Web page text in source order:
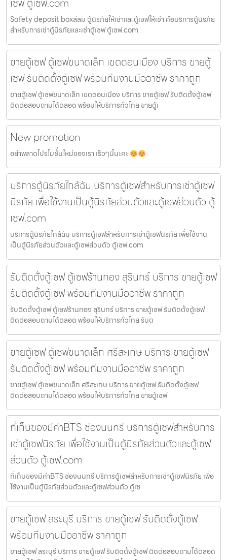
Safety deposit boxสีลม ตู้นิรภัยให้เช่าและตู้เซฟให้เช่า คือบริการตู้นิรภัย
สำหรับการเช่าตู้นิรภัยและเช่าตู้เซฟ ตู้เซฟ.com
ขายตู้เซฟ ตู้เซฟขนาดเล็ก เขตดอนเมือง บริการ ขายตู้
เซฟ รับติดตั้งตู้เซฟ พร้อมทีมงานมืออาชีพ ราคาถูก
ขายตู้เซฟ ตู้เซฟขนาดเล็ก เขตดอนเมือง บริการ ขายตู้เซฟ รับติดตั้งตู้เซฟ
ติดต่อสอบถามได้ตลอด พร้อมให้บริการทั่วไทย ขายตู้เ
New promotion
อย่าพลาดโปรโมชั้่นใหม่ของเรา เร็วๆนี้นะคะ
บริการตู้นิรภัยใกล้ฉัน บริการตู้เซฟสำหรับการเช่าตู้เซฟ
นิรภัย เพื่อใช้งานเป็นตู้นิรภัยส่วนตัวและตู้เซฟส่วนตัว ตู้
เซฟ.com
บริการตู้นิรภัยใกล้ฉัน บริการตู้เซฟสำหรับการเช่าตู้เซฟนิรภัย เพื่อใช้งาน
เป็นตู้นิรภัยส่วนตัวและตู้เซฟส่วนตัว ตู้เซฟ.com
รับติดตั้งตู้เซฟ ตู้เซฟร้านทอง สุรินทร์ บริการ ขายตู้เซฟ
รับติดตั้งตู้เซฟ พร้อมทีมงานมืออาชีพ ราคาถูก
รับติดตั้งตู้เซฟ ตู้เซฟร้านทอง สุรินทร์ บริการ ขายตู้เซฟ รับติดตั้งตู้เซฟ
ติดต่อสอบถามได้ตลอด พร้อมให้บริการทั่วไทย รับต
ขายตู้เซฟ ตู้เซฟขนาดเล็ก ศรีสะเกษ บริการ ขายตู้เซฟ
รับติดตั้งตู้เซฟ พร้อมทีมงานมืออาชีพ ราคาถูก
ขายตู้เซฟ ตู้เซฟขนาดเล็ก ศรีสะเกษ บริการ ขายตู้เซฟ รับติดตั้งตู้เซฟ
ติดต่อสอบถามได้ตลอด พร้อมให้บริการทั่วไทย ขายตู้เซฟ
ที่เก็บของมีค่าBTS ช่องนนทรี บริการตู้เซฟสำหรับการ
เช่าตู้เซฟนิรภัย เพื่อใช้งานเป็นตู้นิรภัยส่วนตัวและตู้เซฟ
ส่วนตัว ตู้เซฟ.com
ที่เก็บของมีค่าBTS ช่องนนทรี บริการตู้เซฟสำหรับการเช่าตู้เซฟนิรภัย เพื่อ
ใช้งานเป็นตู้นิรภัยส่วนตัวและตู้เซฟส่วนตัว ตู้เซ
ขายตู้เซฟ สระบุรี บริการ ขายตู้เซฟ รับติดตั้งตู้เซฟ
พร้อมทีมงานมืออาชีพ ราคาถูก
ขายตู้เซฟ สระบุรี บริการ ขายตู้เซฟ รับติดตั้งตู้เซฟ ติดต่อสอบถามได้ตลอด